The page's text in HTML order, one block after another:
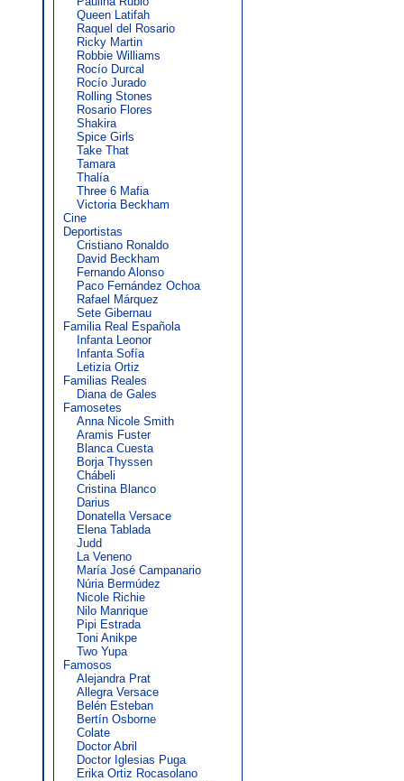
Queen Latifah
Raquel del Rosario
Ricky Martin
Robbie Williams
Rocío Durcal
Rocío Jurado
Rolling Stones
Rosario Flores
Shakira
Spice Girls
Take That
Tamara
Thalía
Three 6 Mafia
Victoria Beckham
Cine
Deportistas
Cristiano Ronaldo
David Beckham
Fernando Alonso
Paco Fernández Ochoa
Rafael Márquez
Sete Gibernau
Familia Real Española
Infanta Leonor
Infanta Sofía
Letizia Ortiz
Familias Reales
Diana de Gales
Famosetes
Anna Nicole Smith
Aramis Fuster
Blanca Cuesta
Borja Thyssen
Chábeli
Cristina Blanco
Darius
Donatella Versace
Elena Tablada
Judd
La Veneno
María José Campanario
Núria Bermúdez
Nicole Richie
Nilo Manrique
Pipi Estrada
Toni Anikpe
Two Yupa
Famosos
Alejandra Prat
Allegra Versace
Belén Esteban
Bertín Osborne
Colate
Doctor Abril
Doctor Iglesias Puga
Erika Ortiz Rocasolano